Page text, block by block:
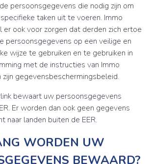
persoonsgegevens die nodig zijn om
taken uit te voeren. Immo
er ook voor zorgen dat derden zich ertoe
persoonsgegevens op een veilige en
wijze te gebruiken en te gebruiken in
met de instructies van Immo
zijn gegevensbeschermingsbeleid.
bewaart uw persoonsgegevens
Er worden dan ook geen gegevens
naar landen buiten de EER.
WORDEN UW
BEWAARD?